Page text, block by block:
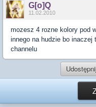
G[o]Q
11.02.2010
mozesz 4 rozne kolory pod
innego na hudzie bo
channelu